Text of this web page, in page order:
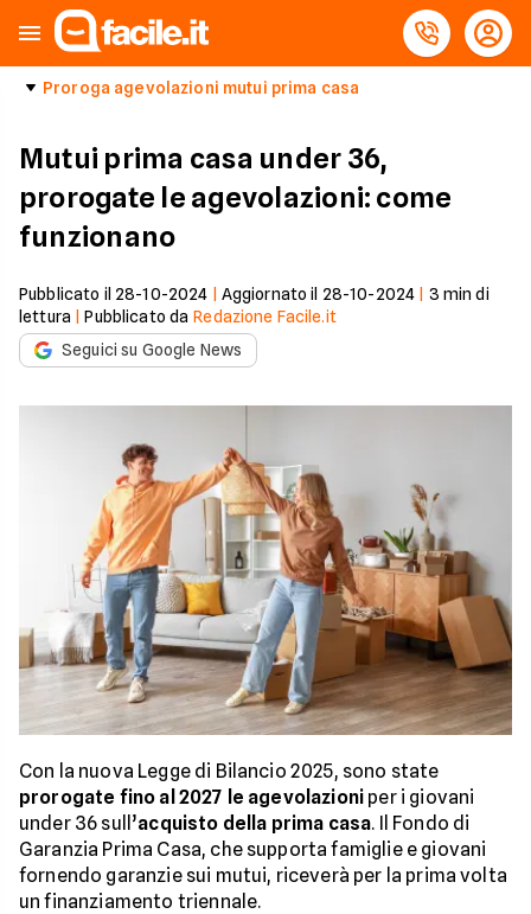
Proroga agevolazioni mutui prima casa
Mutui prima casa under 36,
prorogate le agevolazioni: come
funzionano
Pubblicato il 28-10-2024 Aggiornato il 28-10-2024 3 min di
lettura |Pubblicato da Redazione Facile.it
Seguici su Google News
Con la nuova Legge di Bilancio 2025, sono state
prorogate fino al 2027 le agevolazioni per i giovani
under 36 sull’acquisto della prima casa. Il Fondo di
Garanzia Prima Casa, che supporta famiglie e giovani
fornendo garanzie sui mutui, riceverà per la prima volta
un finanziamento triennale.